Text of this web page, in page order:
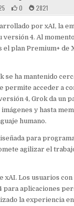
0 2821
por xAI, la
4. Al
plan Premium+ de
ha mantenido
permite acceder a
4, Grok da un
y hasta
humano.
para
agilizar el
Los usuarios con
aplicaciones
la experiencia